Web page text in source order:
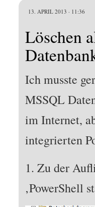
13. APRIL 2013 · 11:36
Löschen
Ich musste
MSSQL
im Internet,
integrierten
1. Zu der
‚PowerShell